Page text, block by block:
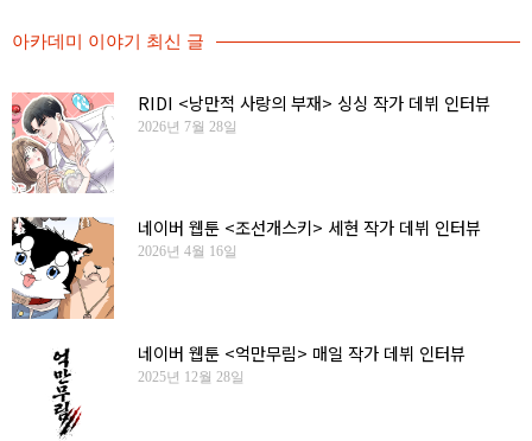
아카데미 이야기 최신 글
RIDI <낭만적 사랑의 부재> 싱싱 작가 데뷔 인터뷰
2026년 7월 28일
네이버 웹툰 <조선개스키> 세현 작가 데뷔 인터뷰
2026년 4월 16일
네이버 웹툰 <억만무림> 매일 작가 데뷔 인터뷰
2025년 12월 28일